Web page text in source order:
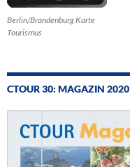
Berlin/Brandenburg Karte
Tourismus
CTOUR 30: MAGAZIN 2020